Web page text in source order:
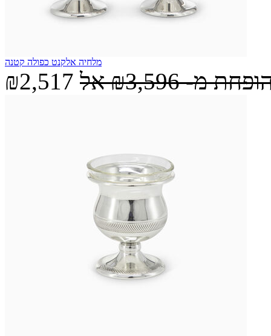
מלחיה אלקנט כפולה קטנה
₪2,517 מ-₪3,596 אל